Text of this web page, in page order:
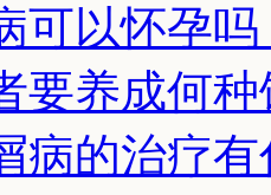
可以怀孕吗
要养成何
病的治疗